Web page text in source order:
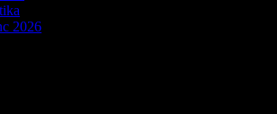
2026